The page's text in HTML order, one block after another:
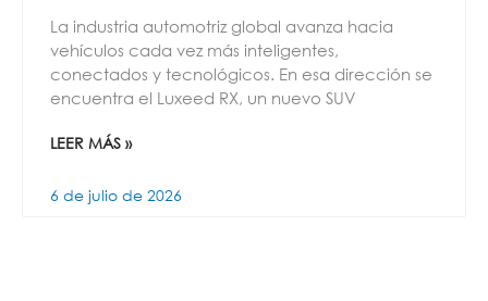
La industria automotriz global avanza hacia
vehículos cada vez más inteligentes,
conectados y tecnológicos. En esa dirección se
encuentra el Luxeed RX, un nuevo SUV
LEER MÁS »
6 de julio de 2026